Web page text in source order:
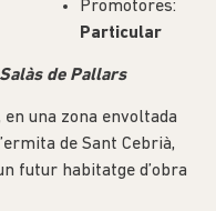
Promotores:
Particular
de Pallars
una zona envoltada
de Sant Cebrià,
futur habitatge d’obra